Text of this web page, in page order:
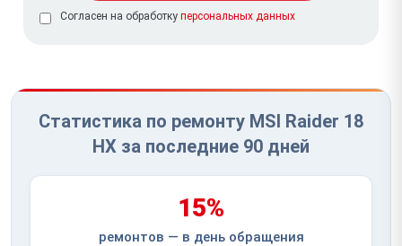
Согласен на обработку персональных данных
Статистика по ремонту MSI Raider 18
HX за последние 90 дней
15%
ремонтов — в день обращения